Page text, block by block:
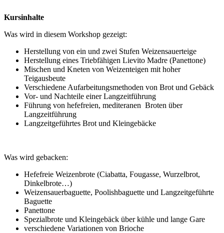
Kursinhalte
Was wird in diesem Workshop gezeigt:
Herstellung von ein und zwei Stufen Weizensauerteige
Herstellung eines Triebfähigen Lievito Madre (Panettone)
Mischen und Kneten von Weizenteigen mit hoher
Teigausbeute
Verschiedene Aufarbeitungsmethoden von Brot und Gebäck
Vor- und Nachteile einer Langzeitführung
Führung von hefefreien, mediteranen Broten über
Langzeitführung
Langzeitgeführtes Brot und Kleingebäcke
Was wird gebacken:
Hefefreie Weizenbrote (Ciabatta, Fougasse, Wurzelbrot,
Dinkelbrote…)
Weizensauerbaguette, Poolishbaguette und Langzeitgeführte
Baguette
Panettone
Spezialbrote und Kleingebäck über kühle und lange Gare
verschiedene Variationen von Brioche